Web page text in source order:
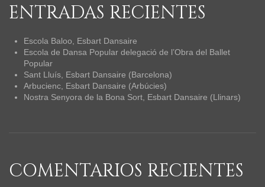
ENTRADAS RECIENTES
Escola Baloo, Esbart Dansaire
Escola de Dansa Popular delegació de l’Obra del Ballet
Popular
Sant Lluís, Esbart Dansaire (Barcelona)
Arbucienc, Esbart Dansaire (Arbúcies)
Nostra Senyora de la Bona Sort, Esbart Dansaire (Llinars)
COMENTARIOS RECIENTES